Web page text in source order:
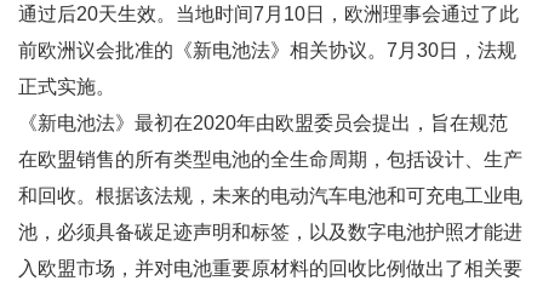
通过后20天生效。当地时间7月10日，欧洲理事会通过了此
前欧洲议会批准的《新电池法》相关协议。7月30日，法规
正式实施。
《新电池法》最初在2020年由欧盟委员会提出，旨在规范
在欧盟销售的所有类型电池的全生命周期，包括设计、生产
和回收。根据该法规，未来的电动汽车电池和可充电工业电
池，必须具备碳足迹声明和标签，以及数字电池护照才能进
入欧盟市场，并对电池重要原材料的回收比例做出了相关要